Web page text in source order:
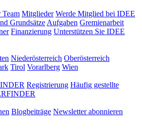
Team Mitglieder Werde Mitglied bei IDEE
Grundsätze Aufgaben Gremienarbeit
Finanzierung Unterstützen Sie IDEE
Niederösterreich Oberösterreich
Tirol Vorarlberg Wien
Registrierung Häufig gestellte
Blogbeiträge Newsletter abonnieren